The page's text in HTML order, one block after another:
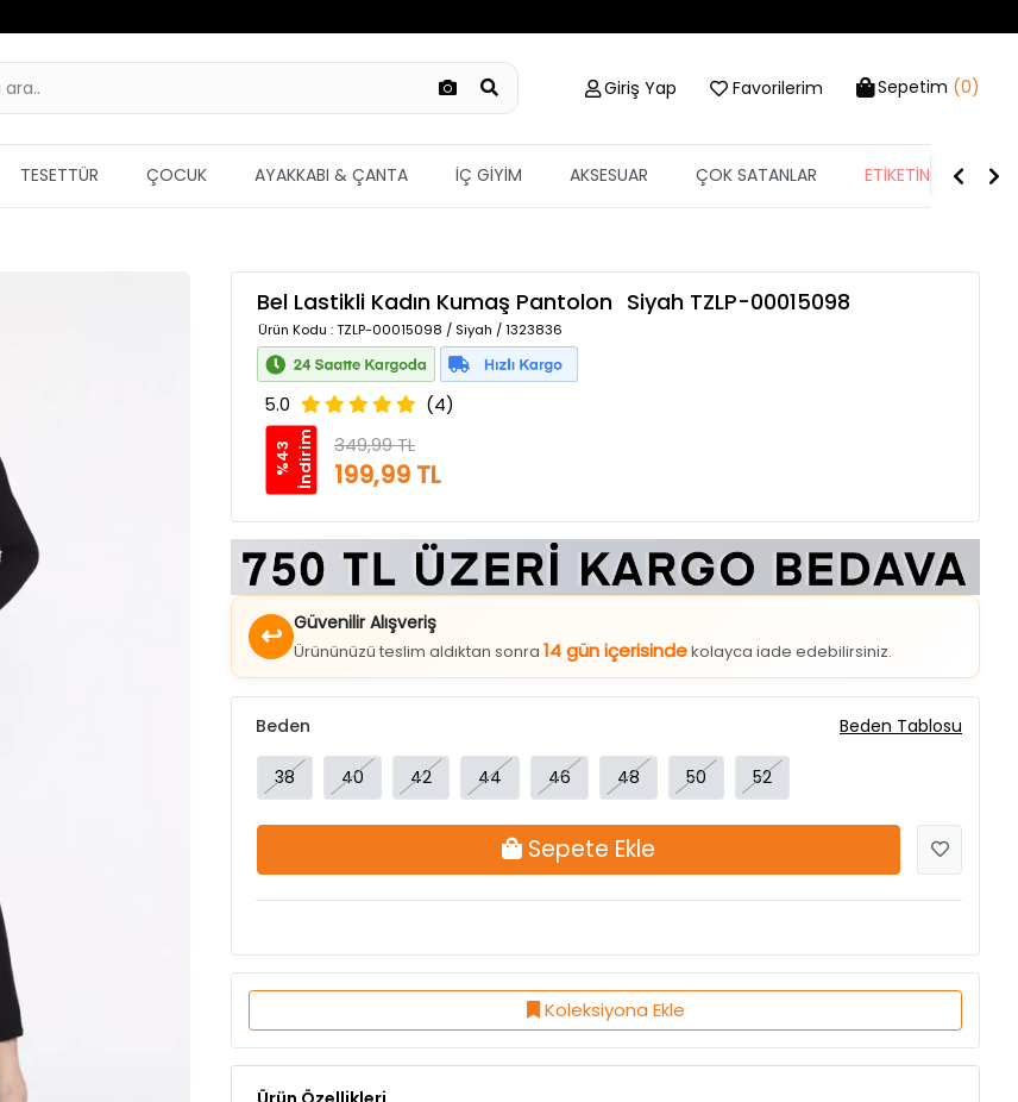
Giriş Yap Favorilerim Sepetim (0)
TESETTÜR ÇOCUK AYAKKABI & ÇANTA İÇ GİYİM AKSESUAR ÇOK SATANLAR ETİKETİN YARISI
Bel Lastikli Kadın Kumaş Pantolon Siyah TZLP-00015098
Ürün Kodu : TZLP-00015098 / Siyah / 1323836
5.0 (4)
%
4
3
İ
n
d
i
r
i m 349,99 TL
199,99 TL
↩ Güvenilir Alışveriş
Ürününüzü teslim aldıktan sonra14 gün içerisindekolayca iade edebilirsiniz.
38
Sepete Ekle
Koleksiyona Ekle
Ürün Özellikleri